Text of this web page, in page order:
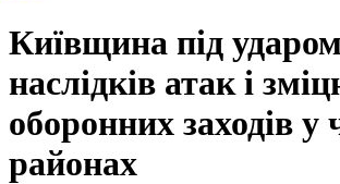
Київщина під
наслідків атак і
оборонних заходів у
районах